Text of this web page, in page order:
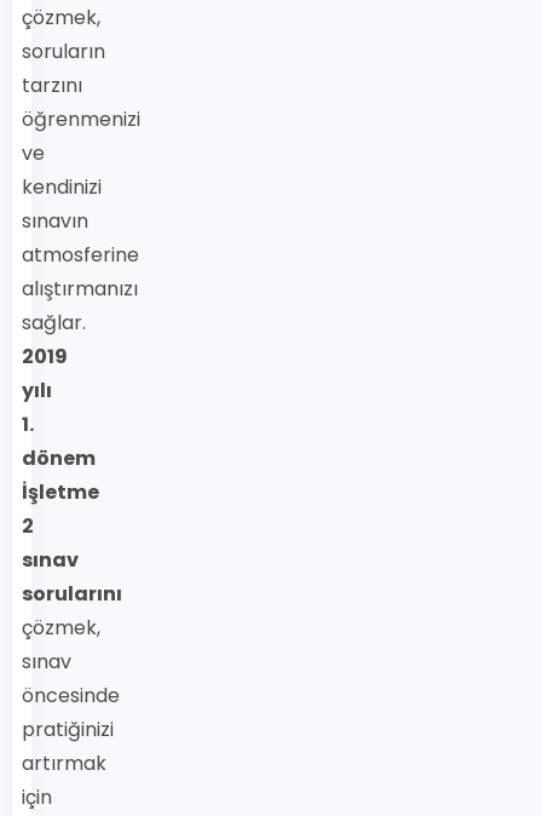
çözmek,
soruların
tarzını
öğrenmenizi
ve
kendinizi
sınavın
atmosferine
alıştırmanızı
sağlar.
2019
yılı
1.
dönem
İşletme
2
sınav
sorularını
çözmek,
sınav
öncesinde
pratiğinizi
artırmak
için